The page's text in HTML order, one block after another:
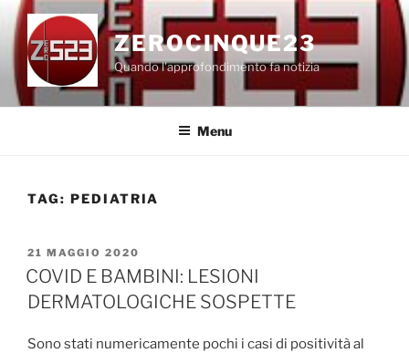
Salta
contenuto
ZEROCINQUE23
Quando l'approfondimento fa notizia
Menu
TAG: PEDIATRIA
PUBBLICATO
IL
21 MAGGIO 2020
COVID E BAMBINI: LESIONI
DERMATOLOGICHE SOSPETTE
Sono stati numericamente pochi i casi di positività al